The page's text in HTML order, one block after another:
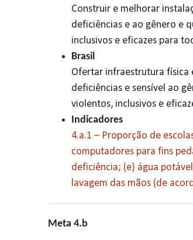
Construir e melhorar
deficiências e ao gênero e
inclusivos e eficazes para
Brasil
Ofertar infraestrutura física
deficiências e sensível ao
violentos, inclusivos e
Indicadores
4.a.1 – Proporção de
computadores para fins
deficiência; (e) água
lavagem das mãos (de
Meta 4.b